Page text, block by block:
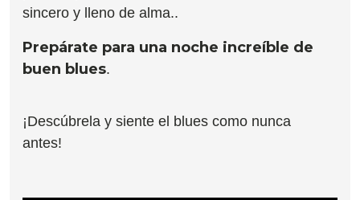
sincero y lleno de alma..
Prepárate para una noche increíble de
buen blues.
¡Descúbrela y siente el blues como nunca
antes!